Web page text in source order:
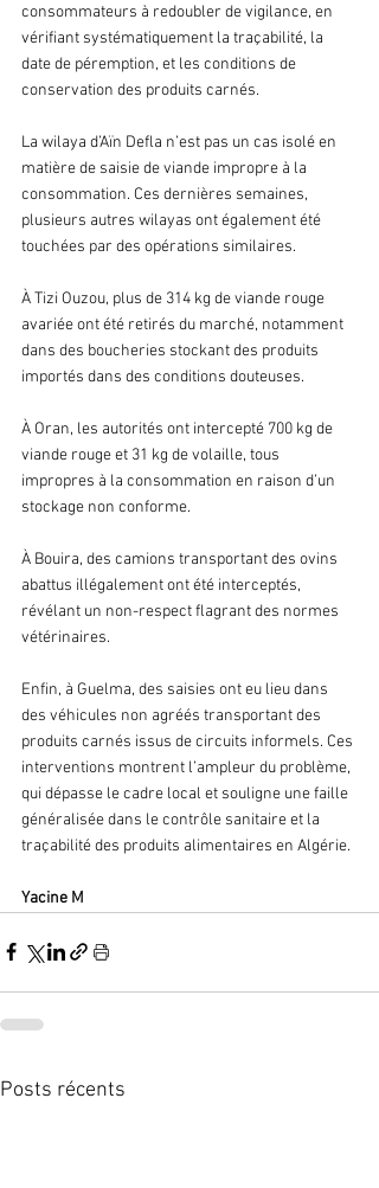
consommateurs à redoubler de vigilance, en
vérifiant systématiquement la traçabilité, la
date de péremption, et les conditions de
conservation des produits carnés.
La wilaya d’Aïn Defla n’est pas un cas isolé en
matière de saisie de viande impropre à la
consommation. Ces dernières semaines,
plusieurs autres wilayas ont également été
touchées par des opérations similaires.
À Tizi Ouzou, plus de 314 kg de viande rouge
avariée ont été retirés du marché, notamment
dans des boucheries stockant des produits
importés dans des conditions douteuses.
À Oran, les autorités ont intercepté 700 kg de
viande rouge et 31 kg de volaille, tous
impropres à la consommation en raison d’un
stockage non conforme.
À Bouira, des camions transportant des ovins
abattus illégalement ont été interceptés,
révélant un non-respect flagrant des normes
vétérinaires.
Enfin, à Guelma, des saisies ont eu lieu dans
des véhicules non agréés transportant des
produits carnés issus de circuits informels. Ces
interventions montrent l’ampleur du problème,
qui dépasse le cadre local et souligne une faille
généralisée dans le contrôle sanitaire et la
traçabilité des produits alimentaires en Algérie.
Yacine M
Posts récents